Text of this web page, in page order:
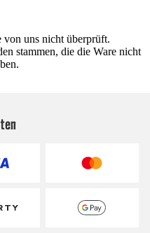
uns nicht überprüft.
stammen, die die Ware nicht